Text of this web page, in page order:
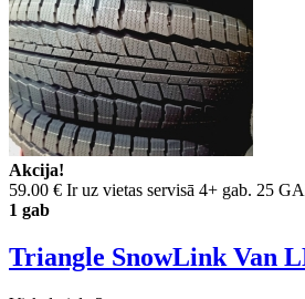
Akcija!
59.00 € Ir uz vietas servisā 4+ gab. 25
1 gab
Triangle SnowLink Van